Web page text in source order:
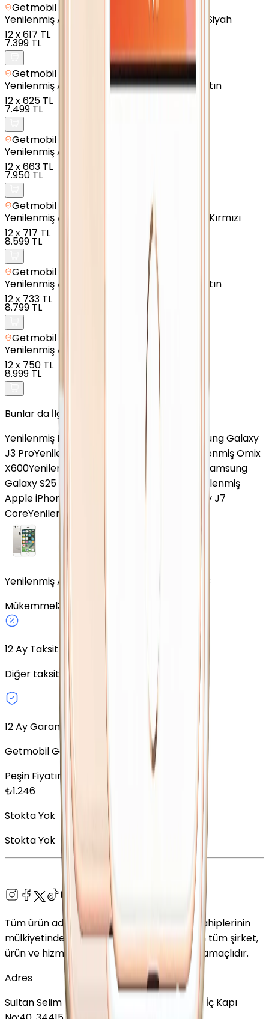
Getmobil Güvencesi
YenilenmişApple iPhone SE 2020 - 64 GB - Siyah
12x617 TL
7.399 TL
Getmobil Güvencesi
YenilenmişApple iPhone 7 Plus - 128 GB - Altın
12x625 TL
7.499 TL
Getmobil Güvencesi
YenilenmişApple iPhone 8 - 256 GB - Altın
12x663 TL
7.950 TL
Getmobil Güvencesi
YenilenmişApple iPhone SE 2020 - 128 GB - Kırmızı
12x 717 TL
8.599 TL
Getmobil Güvencesi
YenilenmişApple iPhone 8 Plus - 128 GB - Altın
12x 733 TL
8.799 TL
Getmobil Güvencesi
YenilenmişApple iPhone 8 - 64 GB - Altın
12x 750 TL
8.999 TL
Bunlar da İlginizi Çekebilir
Yenilenmiş Poco X4 GT 5G
Yenilenmiş Samsung Galaxy
J3 ProYenilenmiş Samsung Galaxy A33
Yenilenmiş Omix
X600Yenilenmiş Huawei Nova 13
Yenilenmiş Samsung
Galaxy S25 FE
Yenilenmiş Honor 400 Pro
Yenilenmiş
Apple iPhone XR
Yenilenmiş Samsung Galaxy J7
CoreYenilenmiş Samsung Galaxy M52
Yenilenmiş Apple iPhone 5S Uzay Grisi 32 GB
Mükemmel32 GB
12Ay Taksit Seçeneği
Diğer taksit seçeneklerini keşfedin.
12 Ay Garanti
Getmobil Garantisi
Peşin Fiyatına 12
₺1.246
Stokta Yok
Stokta Yok
Tüm ürün adları, logolar ve markalar ilgili sahiplerinin
mülkiyetindedir. Bu web sitesinde kullanılan tüm şirket,
ürün ve hizmet adları yalnızca tanımlama amaçlıdır.
Adres
Sultan Selim Mahallesi, Lalegül Sokağı No:5, İç Kapı